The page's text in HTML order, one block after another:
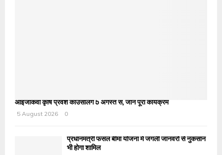
आईजीकेवी कृषि प्रवेश काउंसलिंग 5 अगस्त से, जानें पूरा कार्यक्रम
5 August 2026
0
प्रधानमंत्री फसल बीमा योजना में जंगली जानवरों से नुकसान
भी होगा शामिल